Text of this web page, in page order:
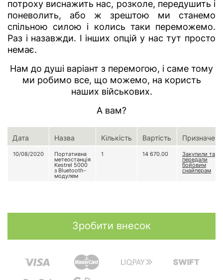
потроху виснажить нас, розколе, передушить і
поневолить, або ж зрештою ми станемо
спільною силою і колись таки переможемо.
Раз і назавжди. І інших опцій у нас тут просто
немає.
Нам до душі варіант з перемогою, і саме тому
ми робимо все, що можемо, на користь
наших військових.
А вам?
Дата Назва Кількість Вартість
10/08/2020 Портативна
метеостанція
Kestrel 5000
з Bluetooth-
модулем
1 14 670.00 Закупили та
передали
бойовим
снайперам